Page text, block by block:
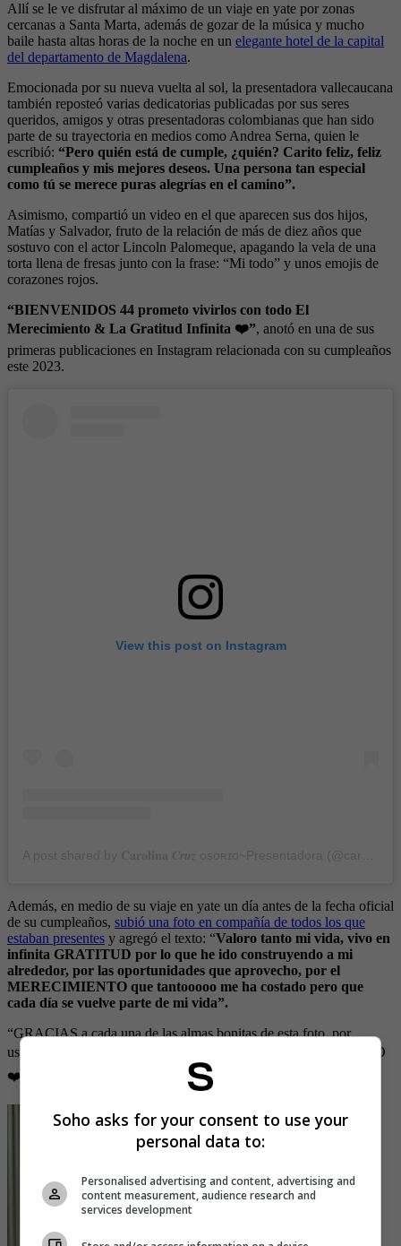
Allí se le ve disfrutar al máximo de un viaje en yate por zonas
cercanas a Santa Marta, además de gozar de la música y mucho
baile hasta altas horas de la noche en un elegante hotel de la capital
del departamento de Magdalena.
Emocionada por su nueva vuelta al sol, la presentadora vallecaucana
también reposteó varias dedicatorias publicadas por sus seres
queridos, amigos y otras presentadoras colombianas que han sido
parte de su trayectoria en medios como Andrea Serna, quien le
escribió: “Pero quién está de cumple, ¿quién? Carito feliz, feliz
cumpleaños y mis mejores deseos. Una persona tan especial
como tú se merece puras alegrías en el camino”.
Asimismo, compartió un video en el que aparecen sus dos hijos,
Matías y Salvador, fruto de la relación de más de diez años que
sostuvo con el actor Lincoln Palomeque, apagando la vela de una
torta llena de fresas junto con la frase: “Mi todo” y unos emojis de
corazones rojos.
“BIENVENIDOS 44 prometo vivirlos con todo El
Merecimiento & La Gratitud Infinita ❤️”, anotó en una de sus
primeras publicaciones en Instagram relacionada con su cumpleaños
este 2023.
View this post on Instagram
Además, en medio de su viaje en yate un día antes de la fecha oficial
de su cumpleaños, subió una foto en compañía de todos los que
estaban presentes y agregó el texto: “Valoro tanto mi vida, vivo en
infinita GRATITUD por lo que he ido construyendo a mi
alrededor, por las oportunidades que aprovecho, por el
MERECIMIENTO que tantooooo me ha costado pero que
cada día se vuelve parte de mi vida”.
“GRACIAS a cada una de las almas bonitas de esta foto, por
ustedes este FDS ha sido: I N O L V I D A B L E 🌊☀️ LOS AMO
❤️”, anotó en su post que ya acumula más de 74 mil likes.
Soho asks for your consent to use your
personal data to:
Personalised advertising and content, advertising and
content measurement, audience research and
services development